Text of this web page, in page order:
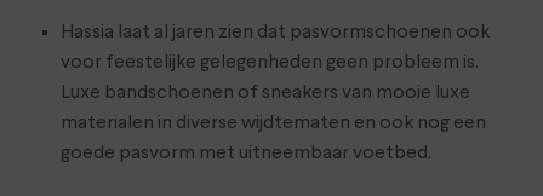
Hassia laat al jaren zien dat pasvormschoenen ook
voor feestelijke gelegenheden geen probleem is.
Luxe bandschoenen of sneakers van mooie luxe
materialen in diverse wijdtematen en ook nog een
goede pasvorm met uitneembaar voetbed.